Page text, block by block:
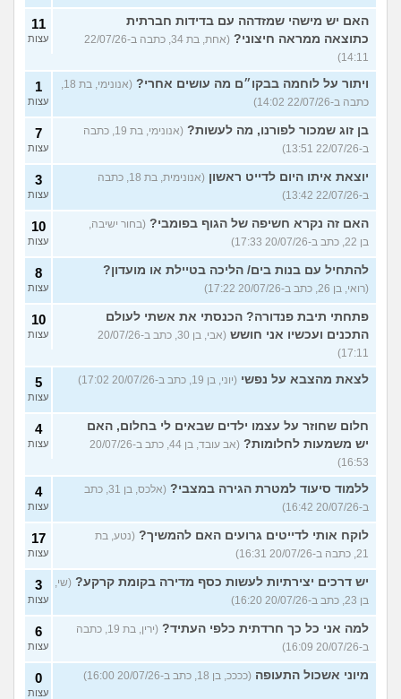
האם יש מישהי שמזדהה עם בדידות חברתית
כתוצאה ממראה חיצוני?
(אחת, בת 34, כתבה ב-22/07/26
14:11)
11
עצות
ויתור על לוחמה בבקו״ם מה עושים אחרי?
כתבה ב-22/07/26 14:02)
1
עצות
בן זוג שמכור לפורנו, מה לעשות?
(אנונימי, בת 19, כתבה
ב-22/07/26 13:51)
7
עצות
יוצאת איתו היום לדייט ראשון
(אנונימית, בת 18, כתבה
ב-22/07/26 13:42)
3
עצות
האם זה נקרא חשיפה של הגוף בפומבי? (בחור ישיבה,
בן 22, כתב ב-20/07/26 17:33)
10
עצות
להתחיל עם בנות בים/ הליכה בטיילת או מועדון?
(רואי, בן 26, כתב ב-20/07/26 17:22)
8
עצות
פתחתי תיבת פנדורה? הכנסתי את אשתי לעולם
התכנים ועכשיו אני חושש
(אבי, בן 30, כתב ב-20/07/26
17:11)
10
עצות
לצאת מהצבא על נפשי (יוני, בן 19, כתב ב-20/07/26 17:02) 5
עצות
חלום שחוזר על עצמו ילדים שבאים לי בחלום, האם
יש משמעות לחלומות?
(אב עובד, בן 44, כתב ב-20/07/26
16:53)
4
עצות
ללמוד סיעוד למטרת הגירה במצבי?
(אלכס, בן 31, כתב
ב-20/07/26 16:42)
4
עצות
לוקח אותי לדייטים גרועים האם להמשיך? (נטע, בת
21, כתבה ב-20/07/26 16:31)
17
עצות
יש דרכים יצירתיות לעשות כסף מדירה בקומת קרקע? (שי,
בן 23, כתב ב-20/07/26 16:20)
3
עצות
למה אני כל כך חרדתית כלפי העתיד?
(ירין, בת 19, כתבה
ב-20/07/26 16:09)
6
עצות
מיוני אשכול התעופה (ככככ, בן 18, כתב ב-20/07/26 16:00) 0
עצות